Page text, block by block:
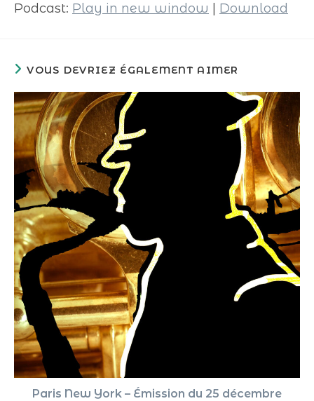
Podcast: Play in new window Download
VOUS DEVRIEZ ÉGALEMENT AIMER
Paris New York – Émission du 25 décembre